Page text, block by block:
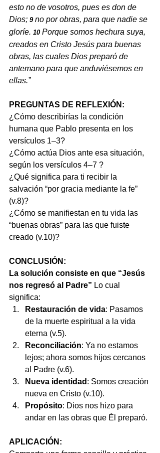
esto no de vosotros, pues es don de
Dios; 9 no por obras, para que nadie se
gloríe. 10 Porque somos hechura suya,
creados en Cristo Jesús para buenas
obras, las cuales Dios preparó de
antemano para que anduviésemos en
ellas.”
PREGUNTAS DE REFLEXIÓN:
¿Cómo describirías la condición
humana que Pablo presenta en los
versículos 1–3?
¿Cómo actúa Dios ante esa situación,
según los versículos 4–7 ?
¿Qué significa para ti recibir la
salvación “por gracia mediante la fe”
(v.8)?
¿Cómo se manifiestan en tu vida las
“buenas obras” para las que fuiste
creado (v.10)?
CONCLUSIÓN:
La solución consiste en que “Jesús
nos regresó al Padre” Lo cual
significa:
Restauración de vida: Pasamos
de la muerte espiritual a la vida
eterna (v.5).
Reconciliación: Ya no estamos
lejos; ahora somos hijos cercanos
al Padre (v.6).
Nueva identidad : Somos creación
nueva en Cristo (v.10).
Propósito: Dios nos hizo para
andar en las obras que Él preparó.
APLICACIÓN: